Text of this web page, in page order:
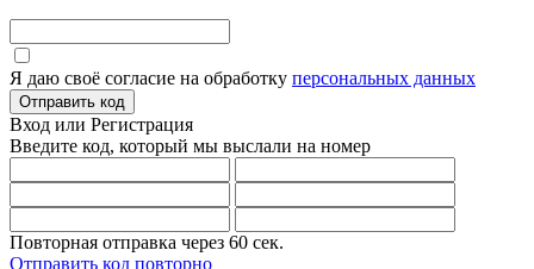
Я даю своё согласие на обработку персональных данных
Отправить код
Вход или Регистрация
Введите код, который мы выслали на номер
Повторная отправка через 60 сек.
Отправить код повторно